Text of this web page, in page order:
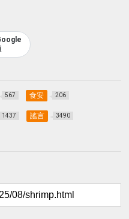
567 食安 206
1437 謠言 3490